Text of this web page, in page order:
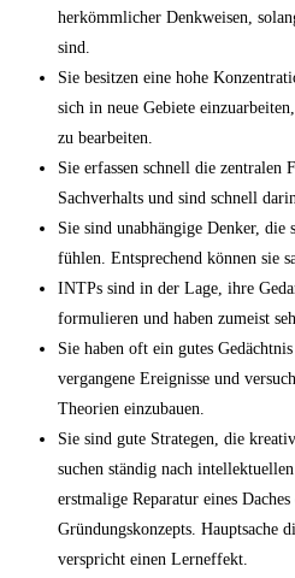
herkömmlicher Denkweisen,
sind.
Sie besitzen eine hohe
sich in neue Gebiete
zu bearbeiten.
Sie erfassen schnell die zentralen
Sachverhalts und sind schnell
Sie sind unabhängige Denker,
fühlen. Entsprechend können sie
INTPs sind in der Lage, ihre
formulieren und haben zumeist
Sie haben oft ein gutes
vergangene Ereignisse und
Theorien einzubauen.
Sie sind gute Strategen, die
suchen ständig nach
erstmalige Reparatur eines
Gründungskonzepts. Hauptsache
verspricht einen Lerneffekt.